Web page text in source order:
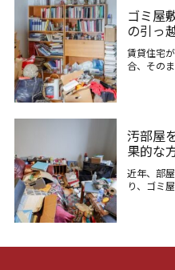
ゴミ屋
の引っ
賃貸住宅
合、その
汚部屋
果的な
近年、部
り、ゴミ